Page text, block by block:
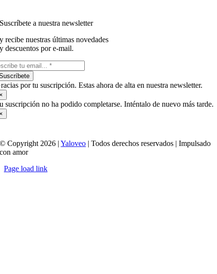
Suscríbete a nuestra newsletter
y recibe nuestras últimas novedades
y descuentos por e-mail.
por tu suscripción. Estas ahora de alta en nuestra newsletter.
suscripción no ha podido completarse. Inténtalo de nuevo más tarde.
© Copyright 2026 |Yaloveo | Todos derechos reservados | Impulsado
con amor
Page load link